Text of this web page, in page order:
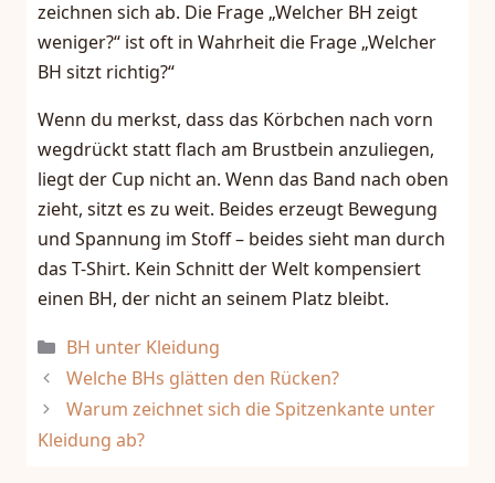
zeichnen sich ab. Die Frage „Welcher BH zeigt
weniger?“ ist oft in Wahrheit die Frage „Welcher
BH sitzt richtig?“
Wenn du merkst, dass das Körbchen nach vorn
wegdrückt statt flach am Brustbein anzuliegen,
liegt der Cup nicht an. Wenn das Band nach oben
zieht, sitzt es zu weit. Beides erzeugt Bewegung
und Spannung im Stoff – beides sieht man durch
das T-Shirt. Kein Schnitt der Welt kompensiert
einen BH, der nicht an seinem Platz bleibt.
Kategorien
BH unter Kleidung
Welche BHs glätten den Rücken?
Warum zeichnet sich die Spitzenkante unter
Kleidung ab?